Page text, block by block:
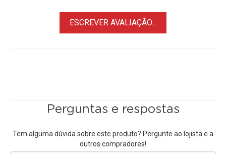
ESCREVER AVALIAÇÃO...
Perguntas e respostas
Tem alguma dúvida sobre este produto? Pergunte ao lojista e a
outros compradores!